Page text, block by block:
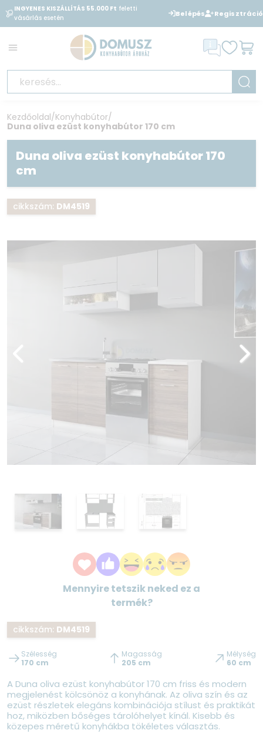
INGYENES KISZÁLLÍTÁS 55.000 Ft feletti
vásárlás esetén
BANKKÁRTYÁVAL
is
áruházunkban
Belépés Regisztráció
Kezdőoldal/Konyhabútor/
Duna oliva ezüst konyhabútor 170 cm
Duna oliva ezüst konyhabútor 170
cm
cikkszám: DM4519
Mennyire tetszik neked ez a
termék?
cikkszám: DM4519
Szélesség
170 cm
Magasság
205 cm
Mélység
60 cm
A Duna oliva ezüst konyhabútor 170 cm friss és modern
megjelenést kölcsönöz a konyhának. Az oliva szín és az
ezüst részletek elegáns kombinációja stílust és praktikát
hoz, miközben bőséges tárolóhelyet kínál. Kisebb és
közepes méretű konyhákba tökéletes választás.